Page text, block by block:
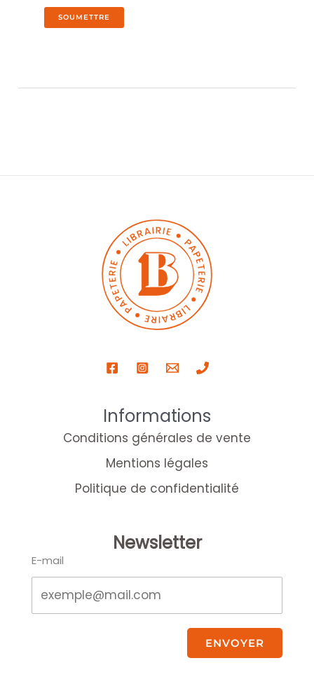
Informations
Conditions générales de vente
Mentions légales
Politique de confidentialité
Newsletter
E-mail
ENVOYER